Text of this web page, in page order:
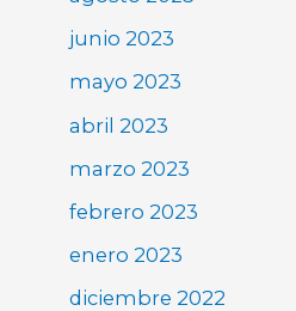
junio 2023
mayo 2023
abril 2023
marzo 2023
febrero 2023
enero 2023
diciembre 2022